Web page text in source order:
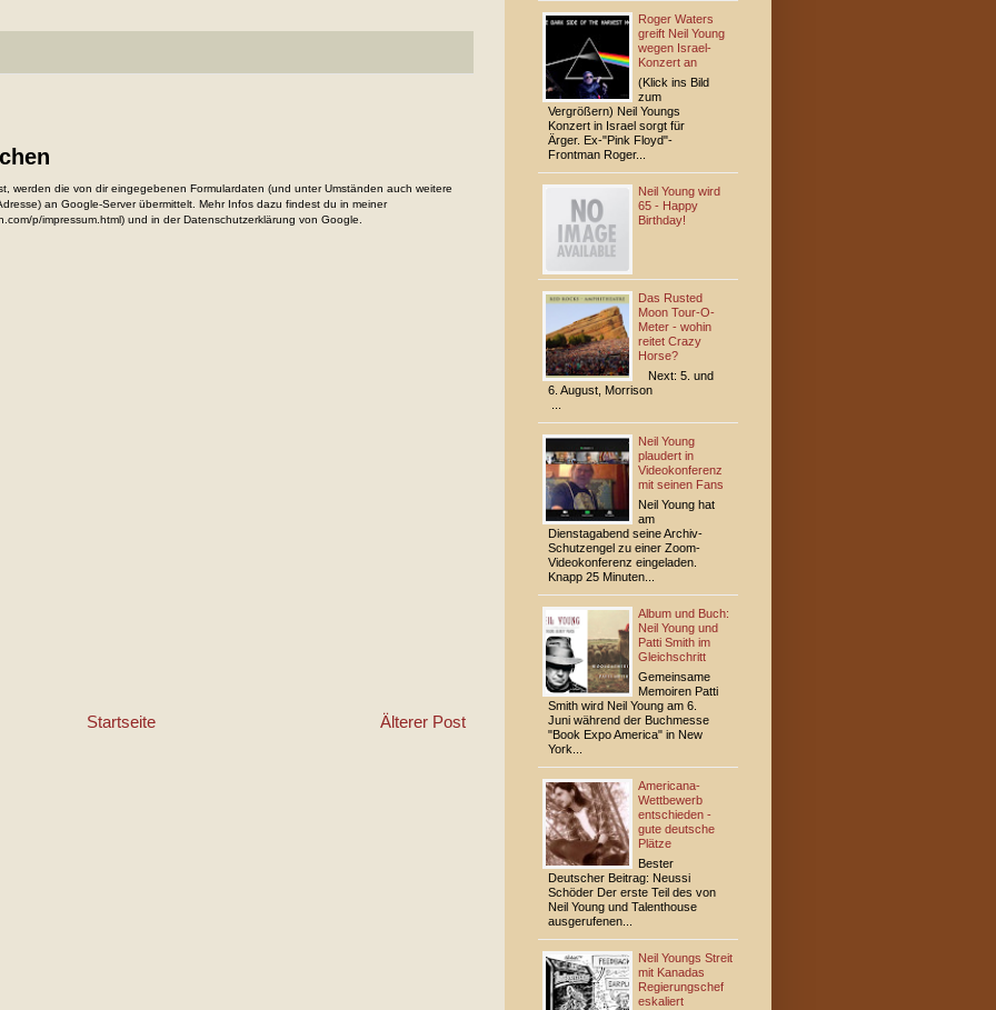
werden die von dir eingegebenen Formulardaten (und unter Umständen auch weitere
an Google-Server übermittelt. Mehr Infos dazu findest du in meiner
p/impressum.html) und in der Datenschutzerklärung von Google.
Älterer Post
Startseite
Roger Waters
greift Neil Young
wegen Israel-
Konzert an
(Klick ins Bild
zum
Vergrößern) Neil Youngs
Konzert in Israel sorgt für
Ärger. Ex-"Pink Floyd"-
Frontman Roger...
Neil Young wird
65 - Happy
Birthday!
Das Rusted
Moon Tour-O-
Meter - wohin
reitet Crazy
Horse?
Next: 5. und
6. August, Morrison
Neil Young
plaudert in
Videokonferenz
mit seinen Fans
Neil Young hat
am
Dienstagabend seine Archiv-
Schutzengel zu einer Zoom-
Video­konferenz eingeladen.
Knapp 25 Minuten...
Album und Buch:
Neil Young und
Patti Smith im
Gleichschritt
Gemeinsame
Memoiren Patti
Smith wird Neil Young am 6.
Juni während der Buchmesse
"Book Expo America" in New
York...
Americana-
Wettbewerb
entschieden -
gute deutsche
Plätze
Bester
Deutscher Beitrag: Neussi
Schöder Der erste Teil des von
Neil Young und Talenthouse
ausgerufenen...
Neil Youngs Streit
mit Kanadas
Regierungschef
eskaliert